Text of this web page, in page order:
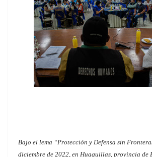
Bajo el lema “Protección y Defensa sin
diciembre de 2022, en Huaquillas, provincia de